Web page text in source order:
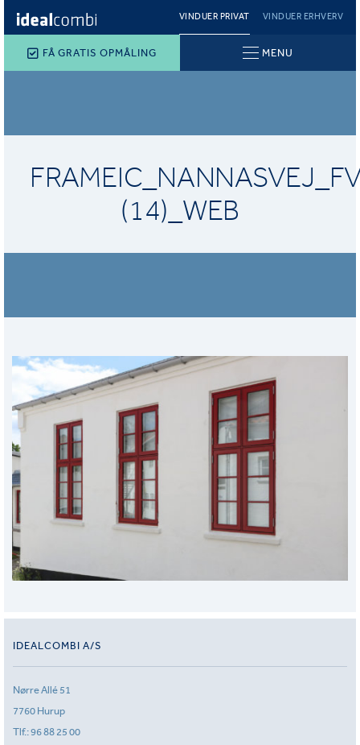
VINDUER PRIVAT VINDUER ERHVERV
FÅ GRATIS OPMÅLING MENU
(14)_WEB
IDEALCOMBI A/S
Nørre Allé 51
7760 Hurup
Tlf.:96 88 25 00